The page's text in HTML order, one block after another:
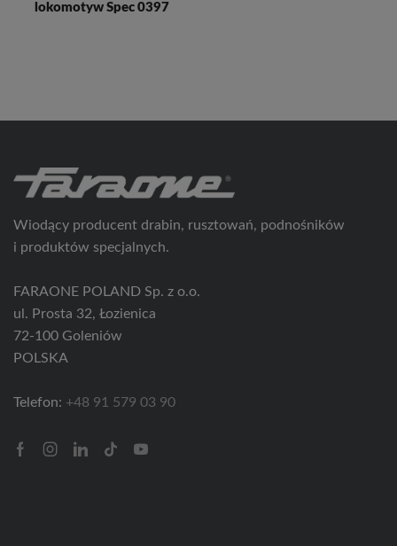
lokomotyw Spec 0397
Wiodący producent drabin, rusztowań, podnośników
i produktów specjalnych.
FARAONE POLAND Sp. z o.o.
ul. Prosta 32, Łozienica
72-100 Goleniów
POLSKA
Telefon: +48 91 579 03 90
FacebookInstagram
Linkedin
Tik-
Youtube